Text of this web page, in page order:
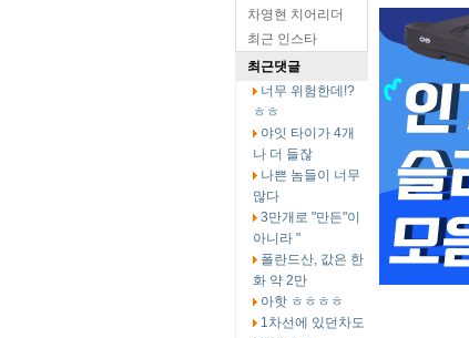
차영현 치어리더
최근 인스타
최근댓글
너무 위험한데!?
ㅎㅎ
야잇 타이가 4개
나 더 들잖
나쁜 놈들이 너무
많다
3만개로 "만든"이
아니라 "
폴란드산, 값은 한
화 약 2만
아핫 ㅎㅎㅎㅎ
1차선에 있던차도